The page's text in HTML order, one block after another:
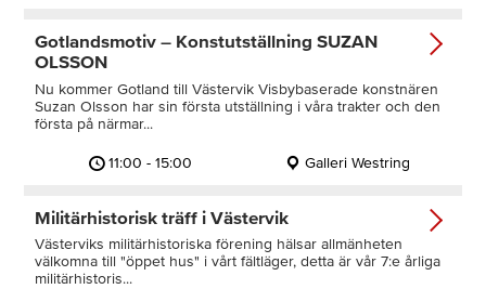
11:00 - 15:00 Galleri Westring
Gotlandsmotiv – Konstutställning SUZAN
OLSSON
Nu kommer Gotland till Västervik Visbybaserade konstnären
Suzan Olsson har sin första utställning i våra trakter och den
första på närmar...
Militärhistorisk träff i Västervik
Västerviks militärhistoriska förening hälsar allmänheten
välkomna till "öppet hus" i vårt fältläger, detta är vår 7:e årliga
militärhistoris...